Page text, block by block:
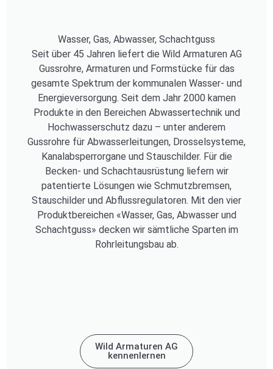
Wasser, Gas, Abwasser, Schachtguss
Seit über 45 Jahren liefert die Wild Armaturen AG
Gussrohre, Armaturen und Formstücke für das
gesamte Spektrum der kommunalen Wasser- und
Energieversorgung. Seit dem Jahr 2000 kamen
Produkte in den Bereichen Abwassertechnik und
Hochwasserschutz dazu – unter anderem
Gussrohre für Abwasserleitungen, Drosselsysteme,
Kanalabsperrorgane und Stauschilder. Für die
Becken- und Schachtausrüstung liefern wir
patentierte Lösungen wie Schmutzbremsen,
Stauschilder und Abflussregulatoren. Mit den vier
Produktbereichen «Wasser, Gas, Abwasser und
Schachtguss» decken wir sämtliche Sparten im
Rohrleitungsbau ab.
Wild Armaturen AG
kennenlernen